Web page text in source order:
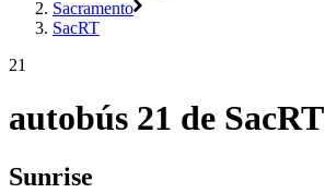
Sacramento
SacRT
21
autobús 21 de SacRT
Sunrise